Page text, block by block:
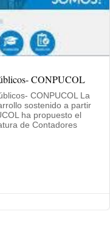
CONPUCOL
CONPUCOL La
sostenido a partir
ha propuesto el
de Contadores